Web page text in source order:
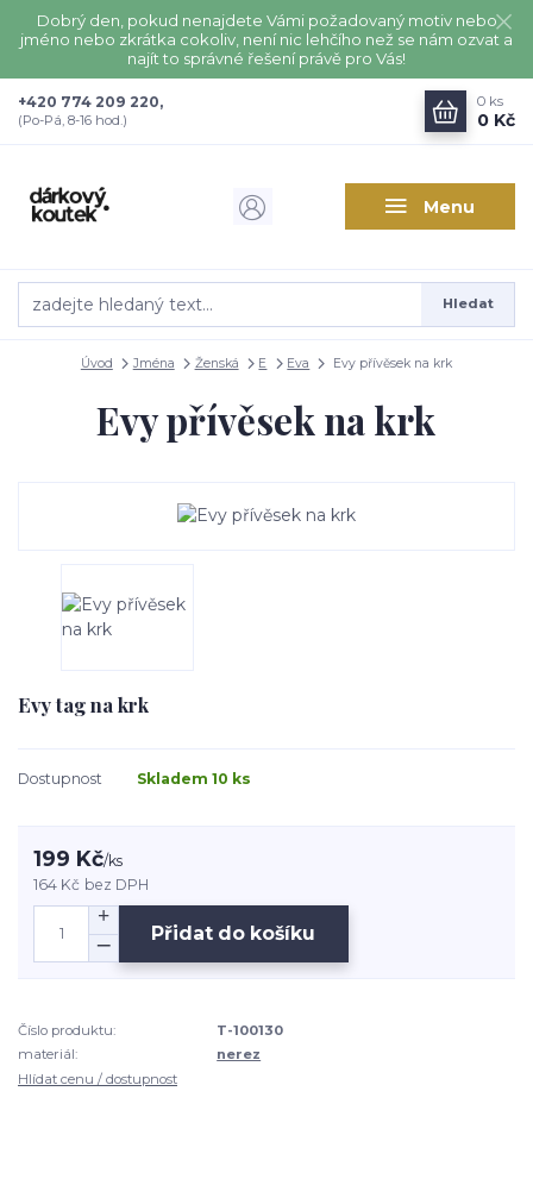
Dobrý den, pokud nenajdete Vámi požadovaný motiv nebo
jméno nebo zkrátka cokoliv, není nic lehčího než se nám ozvat a
najít to správné řešení právě pro Vás!
Menu
Hledat
+420 774 209 220,
(Po-Pá, 8-16 hod.)
0 ks
0 Kč
Úvod Jména Ženská E Eva Evy přívěsek na krk
Evy přívěsek na krk
Evy tag na krk
Dostupnost Skladem 10 ks
199 Kč/ks
164 Kč bez DPH
Přidat do košíku
Číslo produktu:
T-100130
materiál:
nerez
Hlídat cenu / dostupnost